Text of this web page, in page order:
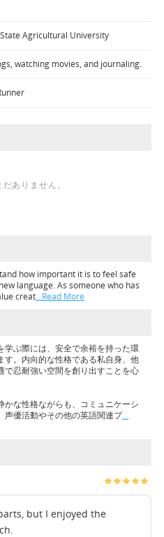
Agricultural University
watching movies, and journaling.
ありません。
how important it is to feel safe
language. As someone who has
creat…Read More
ぶ際には、安全で余裕を持った環
。内向的な性格である私自身、他
忍耐強い空間を創り出すことを心
な性格ながらも、コミュニケーシ
声優活動やその他の英語関連プ…
but I enjoyed the